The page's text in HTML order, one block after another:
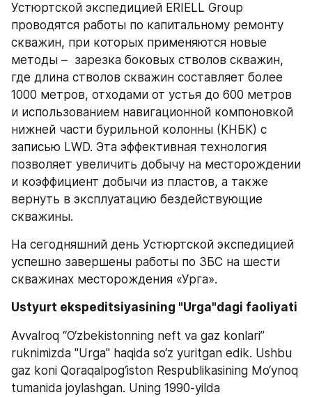
Устюртской экспедицией ERIELL Group
проводятся работы по капитальному ремонту
скважин, при которых применяются новые
методы –  зарезка боковых стволов скважин,
где длина стволов скважин составляет более
1000 метров, отходами от устья до 600 метров
и использованием навигационной компоновкой
нижней части бурильной колонны (КНБК) с
записью LWD. Эта эффективная технология
позволяет увеличить добычу на месторождении
и коэффициент добычи из пластов, а также
вернуть в эксплуатацию бездействующие
скважины.
На сегодняшний день Устюртской экспедицией
успешно завершены работы по ЗБС на шести
скважинах месторождения «Урга».
Ustyurt ekspeditsiyasining "Urga"dagi faoliyati
Avvalroq “O‘zbekistonning neft va gaz konlari”
ruknimizda "Urga" haqida so‘z yuritgan edik. Ushbu
gaz koni Qoraqalpog‘iston Respublikasining Mo‘ynoq
tumanida joylashgan. Uning 1990-yilda